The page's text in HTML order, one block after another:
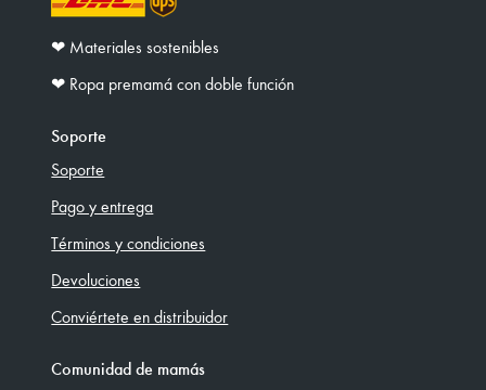
❤︎ Materiales sostenibles
❤︎ Ropa premamá con doble función
Soporte
Soporte
Pago y entrega
Términos y condiciones
Devoluciones
Conviértete en distribuidor
Comunidad de mamás